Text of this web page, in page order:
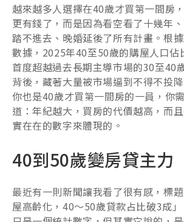
越來越多人選擇在40歲才買第一間房
更有錢了，而是因為看空看了十幾年
踏不進去、晚婚延後了所有計畫。根
數據，2025年40至50歲的購屋人口佔
首度超越過去長期主導市場的30至40
背後，藏著大量被市場逼到不得不投
你也是40歲才買第一間房的一員，你
道：年紀越大，買房的代價越高，而
實在在的數字來體現的。
40到50歲變房貸主力
最近有一則新聞讓我看了很有感，標
屋高齡化，40～50歲貸款占比破3成